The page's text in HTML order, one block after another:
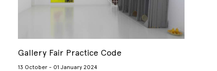
Gallery Fair Practice Code
13 October - 01 January 2024